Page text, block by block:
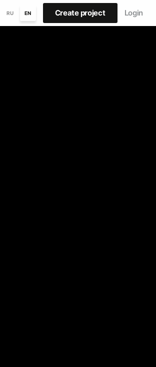
RU EN Create project Login